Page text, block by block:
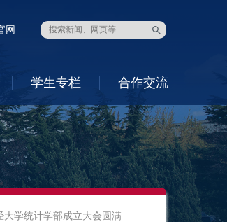
网
学生专栏 合作交流
学统计学部成立大会圆满